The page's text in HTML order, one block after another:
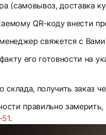
(самовывоз, доставка
QR-коду внести
свяжется с Вами
его готовности на
получить заказ
правильно
.